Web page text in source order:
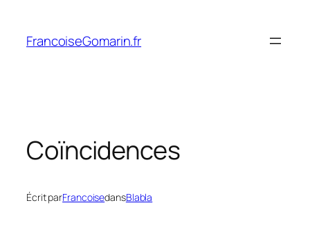
contenu
FrancoiseGomarin.fr
Coïncidences
Écrit parFrancoisedansBlabla